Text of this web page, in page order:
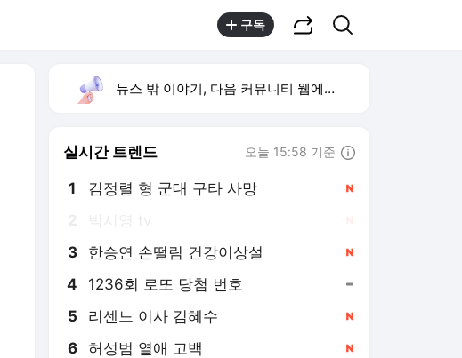
구독
뉴스 밖 이야기, 다음 커뮤니티 웹에서 보기
실시간 트렌드 오늘 15:58 기준
1 김정렬 형 군대 구타 사망
3 한승연 손떨림 건강이상설
4 1236회 로또 당첨 번호
5 리센느 이사 김혜수
6 허성범 열애 고백